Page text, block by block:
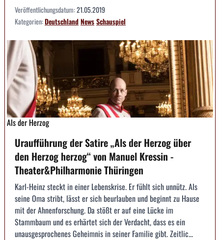
Veröffentlichungsdatum:21.05.2019
Kategorien:DeutschlandNewsSchauspiel
Als der Herzog
Uraufführung der Satire „Als der Herzog über
den Herzog herzog“ von Manuel Kressin -
Theater&Philharmonie Thüringen
Karl-Heinz steckt in einer Lebenskrise. Er fühlt sich unnütz. Als
seine Oma stribt, lässt er sich beurlauben und beginnt zu Hause
mit der Ahnenforschung. Da stößt er auf eine Lücke im
Stammbaum und es erhärtet sich der Verdacht, dass es ein
unausgesprochenes Geheimnis in seiner Familie gibt. Zeitlic...